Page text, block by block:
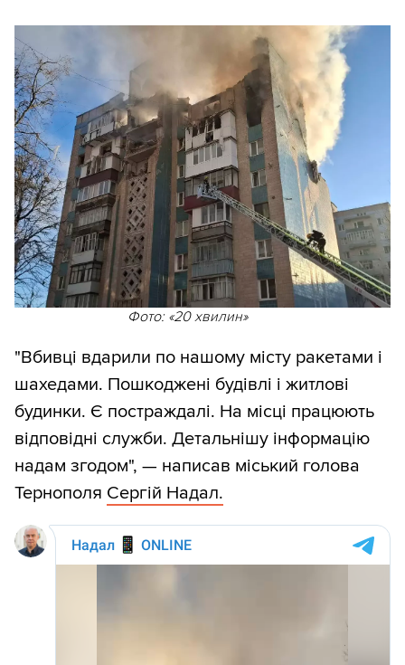
Фото: «20 хвилин»
"Вбивці вдарили по нашому місту ракетами і
шахедами. Пошкоджені будівлі і житлові
будинки. Є постраждалі. На місці працюють
відповідні служби. Детальнішу інформацію
надам згодом", — написав міський голова
Тернополя Сергій Надал.